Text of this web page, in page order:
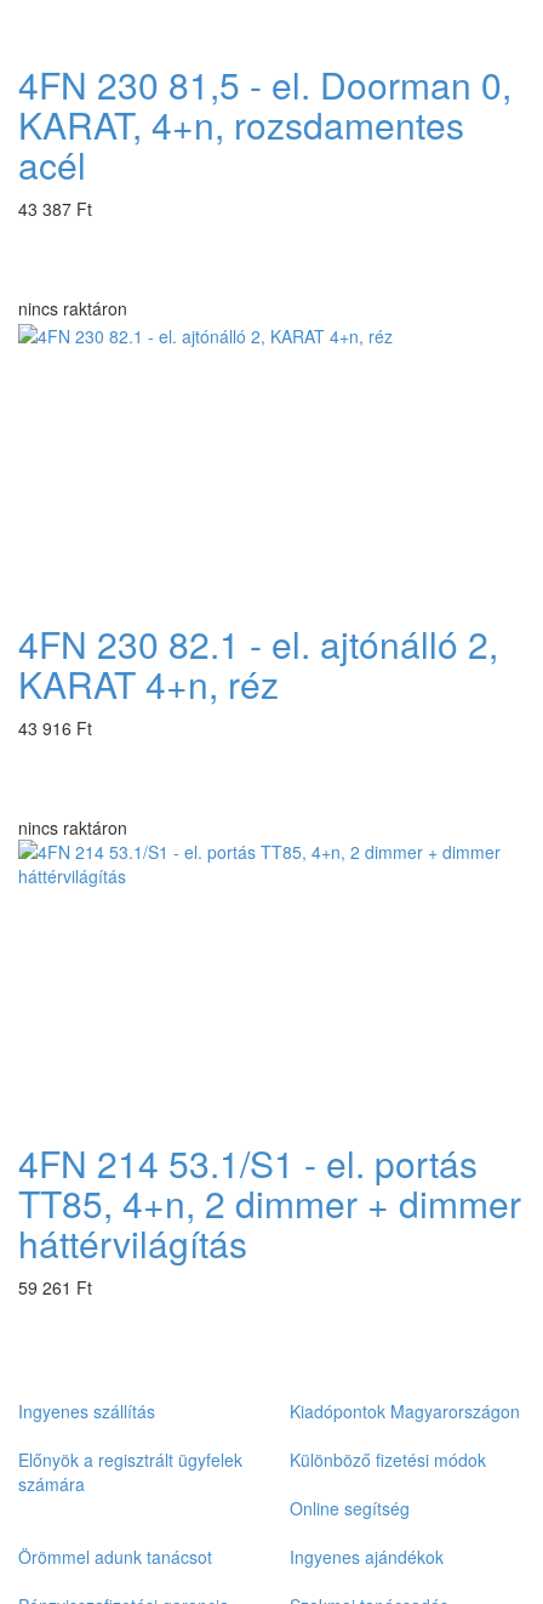
4FN 230 81,5 - el. Doorman 0,
KARAT, 4+n, rozsdamentes
acél
43 387 Ft
nincs raktáron
4FN 230 82.1 - el. ajtónálló 2,
KARAT 4+n, réz
43 916 Ft
nincs raktáron
4FN 214 53.1/S1 - el. portás
TT85, 4+n, 2 dimmer + dimmer
háttérvilágítás
59 261 Ft
Ingyenes szállítás
Kiadópontok Magyarországon
Előnyök a regisztrált ügyfelek
számára
Különböző fizetési módok
Online segítség
Örömmel adunk tanácsot
Ingyenes ajándékok